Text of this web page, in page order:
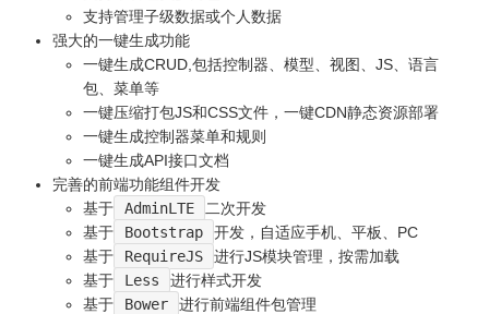
支持管理子级数据或个人数据
强大的一键生成功能
一键生成CRUD,包括控制器、模型、视图、JS、语言
包、菜单等
一键压缩打包JS和CSS文件，一键CDN静态资源部署
一键生成控制器菜单和规则
一键生成API接口文档
完善的前端功能组件开发
基于
AdminLTE
二次开发
基于
Bootstrap
开发，自适应手机、平板、PC
基于
RequireJS
进行JS模块管理，按需加载
基于
Less
进行样式开发
基于
Bower
进行前端组件包管理